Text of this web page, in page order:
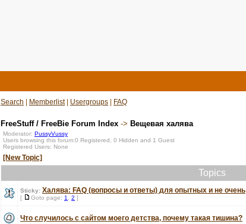
Search Memberlist| Usergroups FAQ
FreeStuff / FreeBie Forum Index -> Вещевая халява
Moderator: PussyVussy
Users browsing this forum:0 Registered, 0 Hidden and 1 Guest
Registered Users: None
[New Topic]
Topics
Sticky: Халява: FAQ (вопросы и ответы) для опытных и не очень
[ Goto page: 1 2 ]
Что случилось с сайтом моего детства, почему такая тишина?